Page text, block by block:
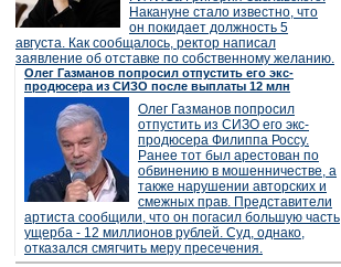
Накануне стало известно, что
он покидает должность 5
августа. Как сообщалось, ректор написал
заявление об отставке по собственному желанию.
Олег Газманов попросил отпустить его экс-
продюсера из СИЗО после выплаты 12 млн
Олег Газманов попросил
отпустить из СИЗО его экс-
продюсера Филиппа Россу.
Ранее тот был арестован по
обвинению в мошенничестве, а
также нарушении авторских и
смежных прав. Представители
артиста сообщили, что он погасил большую часть
ущерба - 12 миллионов рублей. Суд, однако,
отказался смягчить меру пресечения.